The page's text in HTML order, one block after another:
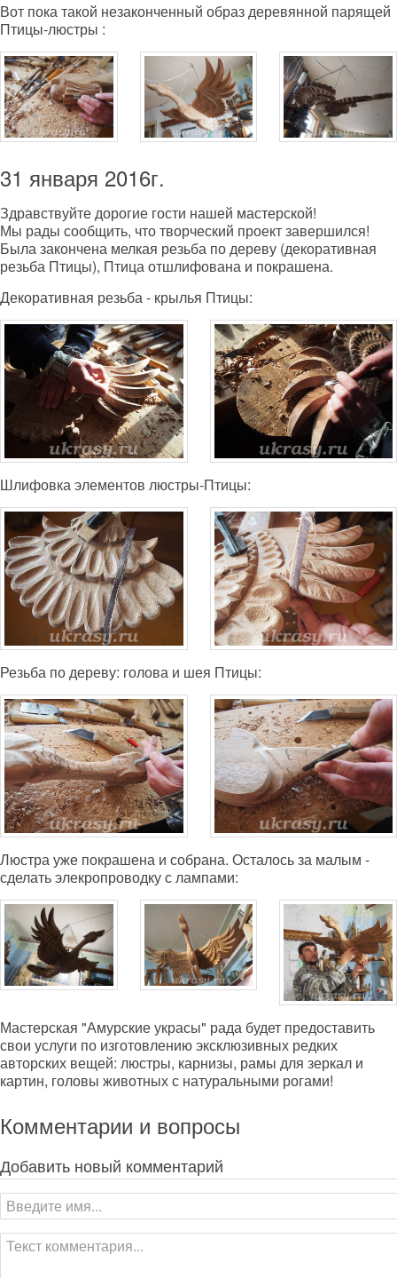
Вот пока такой незаконченный образ деревянной парящей
Птицы-люстры :
31 января 2016г.
Здравствуйте дорогие гости нашей мастерской!
Мы рады сообщить, что творческий проект завершился!
Была закончена мелкая резьба по дереву (декоративная
резьба Птицы), Птица отшлифована и покрашена.
Декоративная резьба - крылья Птицы:
Шлифовка элементов люстры-Птицы:
Резьба по дереву: голова и шея Птицы:
Люстра уже покрашена и собрана. Осталось за малым -
сделать элекропроводку с лампами:
Мастерская "Амурские украсы" рада будет предоставить
свои услуги по изготовлению эксклюзивных редких
авторских вещей: люстры, карнизы, рамы для зеркал и
картин, головы животных с натуральными рогами!
Комментарии и вопросы
Добавить новый комментарий